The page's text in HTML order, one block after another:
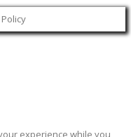
experience while you